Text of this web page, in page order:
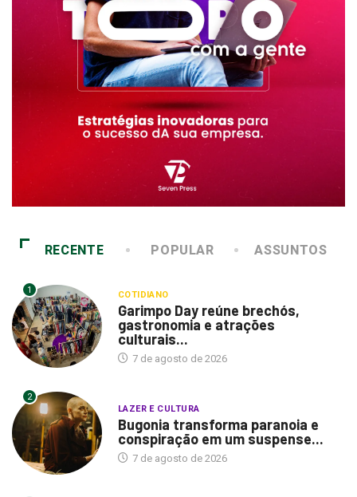
RECENTE POPULAR ASSUNTOS
1 COTIDIANO
Garimpo Day reúne brechós,
gastronomia e atrações
culturais...
7 de agosto de 2026
2
LAZER E CULTURA
Bugonia transforma paranoia e
conspiração em um suspense...
7 de agosto de 2026